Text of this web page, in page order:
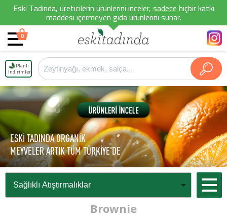
Eski Tadında, üreticilerin ürünlerini inceler,sadecehiçbir katkı
maddesi içermeyen gıda ürünlerini sunar.
0
Planlı
İndirimler
ESKİ TADINDA ORGANİK
MEYVELER ARTIK TÜM TÜRKİYE'DE
Brownie